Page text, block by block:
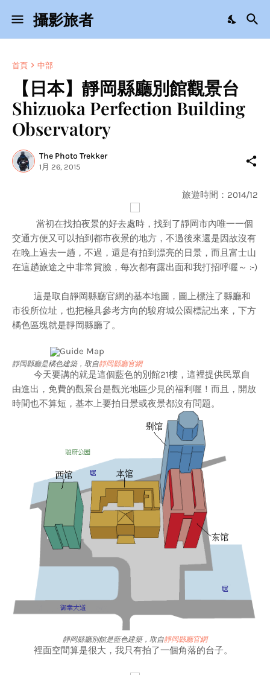
攝影旅者
首頁 中部
【日本】靜岡縣廳別館觀景台
Shizuoka Perfection Building
Observatory
The Photo Trekker
1月 26, 2015
旅遊時間：2014/12
當初在找拍夜景的好去處時，找到了靜岡市內唯一一個
交通方便又可以拍到都市夜景的地方，不過後來還是因故沒有
在晚上過去一趟，不過，還是有拍到漂亮的日景，而且富士山
在這趟旅途之中非常賞臉，每次都有露出面和我打招呼喔～ :-)
這是取自靜岡縣廳官網的基本地圖，圖上標注了縣廳和
市役所位址，也把極具參考方向的駿府城公園標記出來，下方
橘色區塊就是靜岡縣廳了。
靜岡縣廳是橘色建築，取自靜岡縣廳官網
今天要講的就是這個藍色的別館21樓，這裡提供民眾自
由進出，免費的觀景台是觀光地區少見的福利喔！而且，開放
時間也不算短，基本上要拍日景或夜景都沒有問題。
靜岡縣廳別館是藍色建築，取自靜岡縣廳官網
裡面空間算是很大，我只有拍了一個角落的台子。